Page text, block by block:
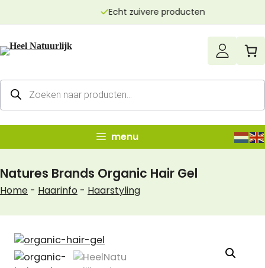
inhoud
Echt zuivere producten
Producten
zoeken
menu
Natures Brands Organic Hair Gel
Home - Haarinfo - Haarstyling